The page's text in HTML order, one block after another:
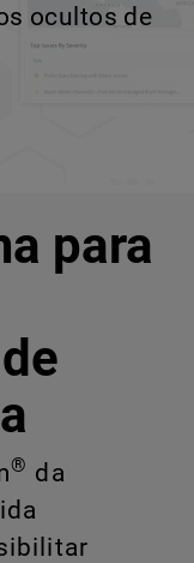
ocultos de
para
® da